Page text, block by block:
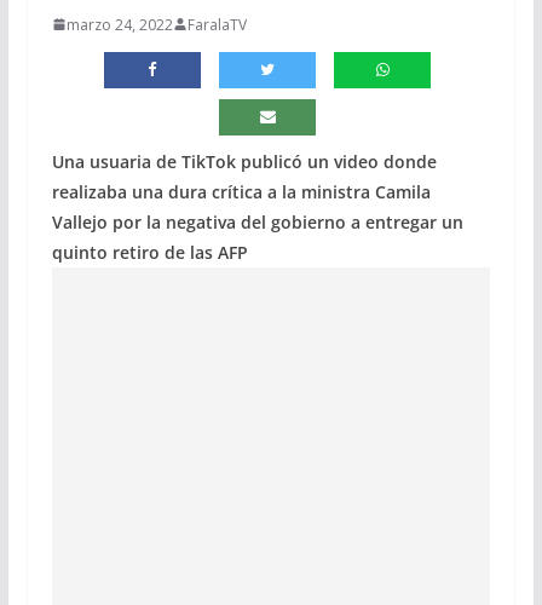
marzo 24, 2022 FaralaTV
Una usuaria de TikTok publicó un video donde
realizaba una dura crítica a la ministra Camila
Vallejo por la negativa del gobierno a entregar un
quinto retiro de las AFP